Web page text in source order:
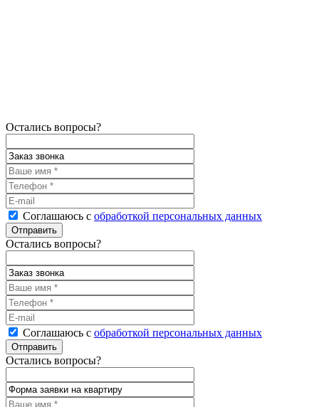
Остались вопросы?
Соглашаюсь с обработкой персональных данных
Остались вопросы?
Соглашаюсь с обработкой персональных данных
Остались вопросы?